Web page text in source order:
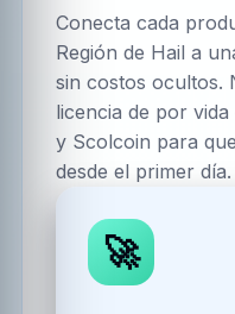
Conecta cada
Región de Hail a
sin costos ocultos.
licencia de por
y Scolcoin para
desde el primer día.
🚀